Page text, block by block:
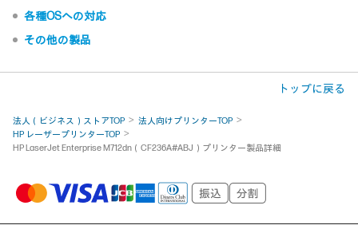
各種OSへの対応
その他の製品
トップに戻る
法人（ビジネス）ストアTOP
法人向けプリンターTOP
HP レーザープリンターTOP
HP LaserJet Enterprise M712dn（CF236A#ABJ）プリンター製品詳細